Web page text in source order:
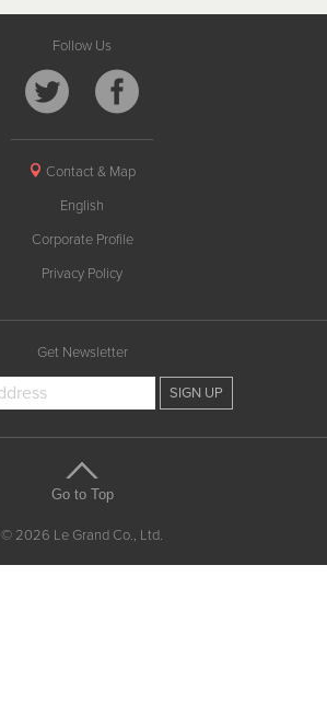
Follow Us
Contact & Map
English
Corporate Profile
Privacy Policy
Get Newsletter
Go to Top
© 2026 Le Grand Co., Ltd.